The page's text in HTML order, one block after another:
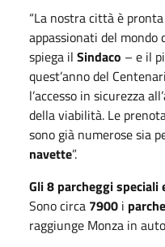
“La nostra città è
appassionati del
spiega il Sindaco – e il
quest’anno del
l’accesso in sicurezza
della viabilità. Le
sono già numerose sia
navette”.
Gli 8 parcheggi speciali
Sono circa 7900 i
raggiunge Monza in